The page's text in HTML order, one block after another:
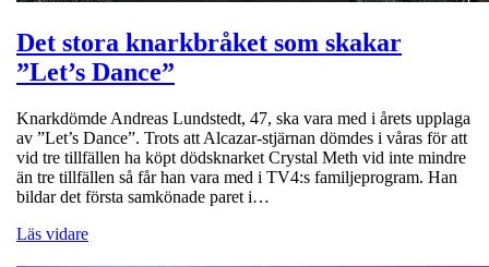
Det stora knarkbråket som skakar
”Let’s Dance”
Knarkdömde Andreas Lundstedt, 47, ska vara med i årets upplaga
av ”Let’s Dance”. Trots att Alcazar-stjärnan dömdes i våras för att
vid tre tillfällen ha köpt dödsknarket Crystal Meth vid inte mindre
än tre tillfällen så får han vara med i TV4:s familjeprogram. Han
bildar det första samkönade paret i…
Läs vidare